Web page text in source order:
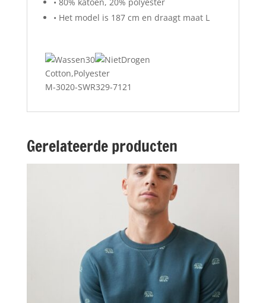
• Het model is 187 cm en draagt maat L
Cotton,Polyester
M-3020-SWR329-7121
Gerelateerde producten